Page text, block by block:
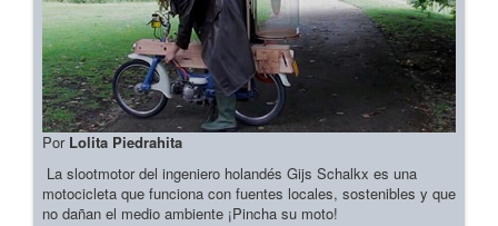
Por Lolita Piedrahita
La slootmotor del ingeniero holandés Gijs Schalkx es una
motocicleta que funciona con fuentes locales, sostenibles y que
no dañan el medio ambiente ¡Pincha su moto!